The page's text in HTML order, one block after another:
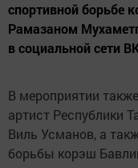
спортивной
Рамазаном
в социальной сети
В мероприятии
артист Республики
Виль Усманов, а
борьбы корэш